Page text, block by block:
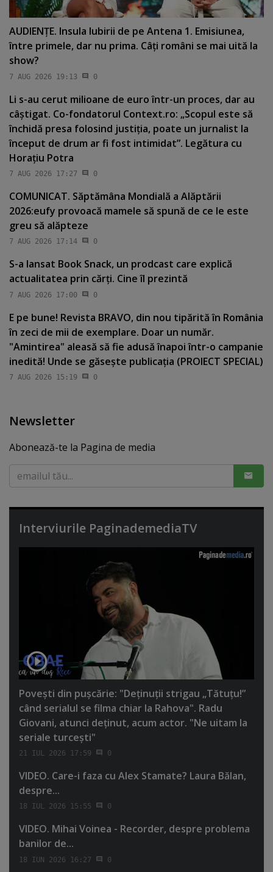
AUDIENŢE. Insula Iubirii de pe Antena 1. Emisiunea,
între primele, dar nu prima. Câţi români se mai uită la
show?
7 AUG 2026 19:13 0
Li s-au cerut milioane de euro într-un proces, dar au
câştigat. Co-fondatorul Context.ro: „Scopul este să
închidă presa folosind justiţia, poate un jurnalist la
început de drum ar fi fost intimidat”. Legătura cu
Horaţiu Potra
7 AUG 2026 17:27 0
COMUNICAT. Săptămâna Mondială a Alăptării
2026:eufy provoacă mamele să spună de ce le este
greu să alăpteze
7 AUG 2026 17:14 0
S-a lansat Book Snack, un prodcast care explică
actualitatea prin cărţi. Cine îl prezintă
7 AUG 2026 17:00 0
E pe bune! Revista BRAVO, din nou tipărită în România
în zeci de mii de exemplare. Doar un număr.
"Amintirea" aleasă să fie adusă înapoi într-o campanie
inedită! Unde se găseşte publicaţia (PROIECT SPECIAL)
7 AUG 2026 15:19 0
Newsletter
Abonează-te la Pagina de media
Interviurile PaginademediaTV
Poveşti din puşcărie: "Deţinuţii strigau „Tătuţu!”
când serialul se filma chiar la Rahova". Radu
Giovani, atunci deţinut, acum actor. "Ne uitam la
seriale turceşti"
21 IUL 2026 17:59 0
VIDEO. Care-i faza cu Alex Stamate? Laura Bălan,
despre...
18 IUL 2026 15:55 0
VIDEO. Mihai Voinea - Recorder, despre problema
banilor de...
18 IUN 2026 16:27 0